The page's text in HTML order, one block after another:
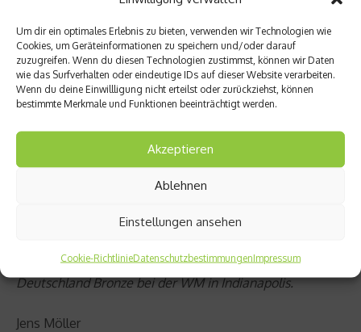
Um dir ein optimales Erlebnis zu bieten, verwenden wir Technologien wie
Cookies, um Geräteinformationen zu speichern und/oder darauf
zuzugreifen. Wenn du diesen Technologien zustimmst, können wir Daten
wie das Surfverhalten oder eindeutige IDs auf dieser Website verarbeiten.
Wenn du deine Einwillligung nicht erteilst oder zurückziehst, können
bestimmte Merkmale und Funktionen beeinträchtigt werden.
Akzeptieren
Ablehnen
Einstellungen ansehen
Cookie-RichtlinieDatenschutzbestimmungenImpressum
Cup mit Alba Berlin. Danach wechselte „Oak“ in die USA
an die renommierte University of North Carolina, wo er
zusammen mit Vince Carter und Antawn Jamison die
„drei Musketiere“ bildete. In der NBA konnte sich
Okulaja während zweier kurzer Engagements bei den
Philadelpha 76ers und den Utah Jazz nicht durchsetzen.
In Europa spielte Okulaja an Topadressen in Spanien
(u.a. Barcelona), Italien (Treviso) und Russland (Khimki
Moskau). Zuletzt war er für die Brose Baskets Bamberg
Mit der deutschen Nationalmannschaft nahm Okulaja
Weltmeisterschaften teil. 2002 gewann er mit
Deutschland Bronze bei der WM in Indianapolis.
Jens Möller